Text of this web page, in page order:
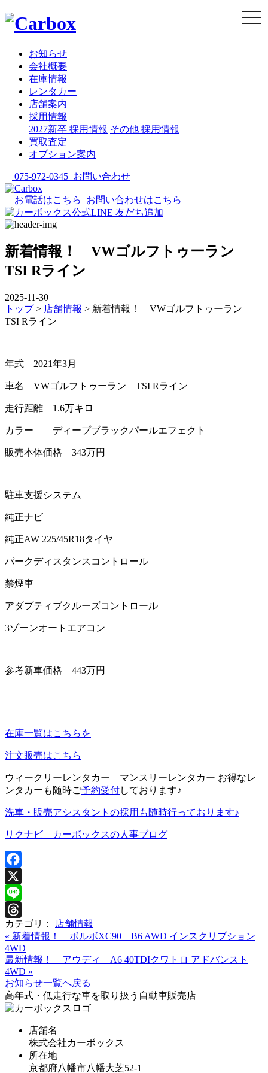
お知らせ
会社概要
在庫情報
レンタカー
店舗案内
採用情報
2027新卒 採用情報 その他 採用情報
買取査定
オプション案内
075-972-0345 お問い合わせ
お電話はこちら お問い合わせはこちら
新着情報！ VWゴルフトゥーラン
TSI Rライン
2025-11-30
トップ> 店舗情報 > 新着情報！ VWゴルフトゥーラン
TSI Rライン
年式 2021年3月
車名 VWゴルフトゥーラン TSI Rライン
走行距離 1.6万キロ
カラー ディープブラックパールエフェクト
販売本体価格 343万円
駐車支援システム
純正ナビ
純正AW 225/45R18タイヤ
パークディスタンスコントロール
禁煙車
アダプティブクルーズコントロール
3ゾーンオートエアコン
参考新車価格 443万円
在庫一覧はこちらを
注文販売はこちら
ウィークリーレンタカー マンスリーレンタカー お得なレ
ンタカーも随時ご予約受付しております♪
洗車・販売アシスタントの採用も随時行っております♪
リクナビ カーボックスの人事ブログ
Facebook
X
Line
Threads
カテゴリ：
店舗情報
« 新着情報！ ボルボXC90 B6 AWD インスクリプション
4WD
最新情報！ アウディ A6 40TDIクワトロ アドバンスト
4WD »
お知らせ一覧へ戻る
高年式・低走行な車を取り扱う自動車販売店
店舗名
株式会社カーボックス
所在地
京都府八幡市八幡大芝52-1